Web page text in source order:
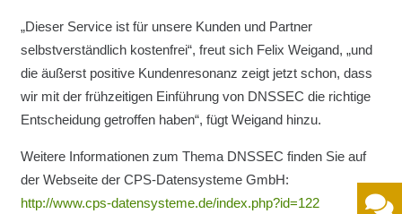
„Dieser Service ist für unsere Kunden und Partner
selbstverständlich kostenfrei“, freut sich Felix Weigand, „und
die äußerst positive Kundenresonanz zeigt jetzt schon, dass
wir mit der frühzeitigen Einführung von DNSSEC die richtige
Entscheidung getroffen haben“, fügt Weigand hinzu.
Weitere Informationen zum Thema DNSSEC finden Sie auf
der Webseite der CPS-Datensysteme GmbH:
http://www.cps-datensysteme.de/index.php?id=122